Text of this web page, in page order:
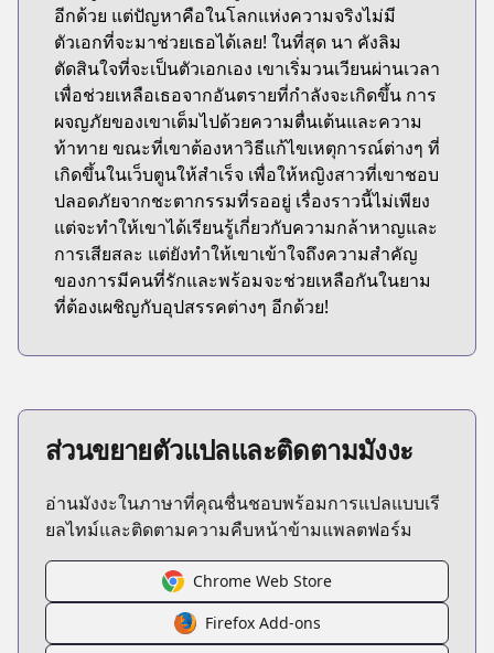
อีกด้วย แต่ปัญหาคือในโลกแห่งความจริงไม่มี
ตัวเอกที่จะมาช่วยเธอได้เลย! ในที่สุด นา คังลิม
ตัดสินใจที่จะเป็นตัวเอกเอง เขาเริ่มวนเวียนผ่านเวลา
เพื่อช่วยเหลือเธอจากอันตรายที่กำลังจะเกิดขึ้น การ
ผจญภัยของเขาเต็มไปด้วยความตื่นเต้นและความ
ท้าทาย ขณะที่เขาต้องหาวิธีแก้ไขเหตุการณ์ต่างๆ ที่
เกิดขึ้นในเว็บตูนให้สำเร็จ เพื่อให้หญิงสาวที่เขาชอบ
ปลอดภัยจากชะตากรรมที่รออยู่ เรื่องราวนี้ไม่เพียง
แต่จะทำให้เขาได้เรียนรู้เกี่ยวกับความกล้าหาญและ
การเสียสละ แต่ยังทำให้เขาเข้าใจถึงความสำคัญ
ของการมีคนที่รักและพร้อมจะช่วยเหลือกันในยาม
ที่ต้องเผชิญกับอุปสรรคต่างๆ อีกด้วย!
ส่วนขยายตัวแปลและติดตามมังงะ
อ่านมังงะในภาษาที่คุณชื่นชอบพร้อมการแปลแบบเรี
ยลไทม์และติดตามความคืบหน้าข้ามแพลตฟอร์ม
Chrome Web Store
Firefox Add-ons